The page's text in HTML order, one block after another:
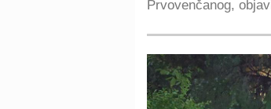
Prvovenčanog,